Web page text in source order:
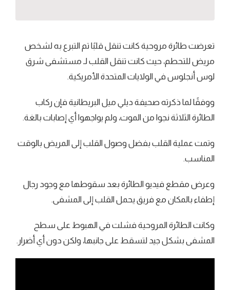
تعرضت طائرة مروحية كانت تنقل قلبًا تم التبرع به لشخص
مريض للتحطم، حيث كانت تنقل القلب لـ مستشفى شرق
لوس أنجلوس في الولايات المتحدة الأمريكية.
ووفقًا لما ذكرته صحيفة ديلي ميل البريطانية فإن ركاب
الطائرة الثلاثة نجوا من الموت، ولم يواجهوا أي إصابات بالغة.
وتمت عملية القلب بفضل وصول القلب إلى المريض بالوقت
المناسب.
وعرض مقطع فيديو الطائرة بعد سقوطها مع وجود رجال
إطفاء بالمكان مع فريق يحمل القلب إلى المشفى.
وكانت الطائرة المروحية فشلت في الهبوط على سطح
المشفى بشكل جيد لتسقط على جانبها، ولكن دون أي أضرار.